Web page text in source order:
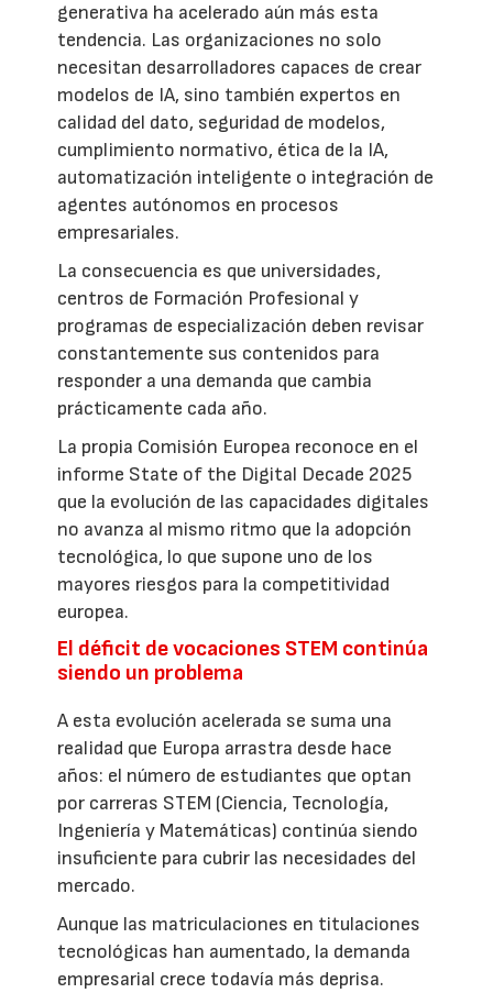
generativa ha acelerado aún más esta
tendencia. Las organizaciones no solo
necesitan desarrolladores capaces de crear
modelos de IA, sino también expertos en
calidad del dato, seguridad de modelos,
cumplimiento normativo, ética de la IA,
automatización inteligente o integración de
agentes autónomos en procesos
empresariales.
La consecuencia es que universidades,
centros de Formación Profesional y
programas de especialización deben revisar
constantemente sus contenidos para
responder a una demanda que cambia
prácticamente cada año.
La propia Comisión Europea reconoce en el
informe State of the Digital Decade 2025
que la evolución de las capacidades digitales
no avanza al mismo ritmo que la adopción
tecnológica, lo que supone uno de los
mayores riesgos para la competitividad
europea.
El déficit de vocaciones STEM continúa
siendo un problema
A esta evolución acelerada se suma una
realidad que Europa arrastra desde hace
años: el número de estudiantes que optan
por carreras STEM (Ciencia, Tecnología,
Ingeniería y Matemáticas) continúa siendo
insuficiente para cubrir las necesidades del
mercado.
Aunque las matriculaciones en titulaciones
tecnológicas han aumentado, la demanda
empresarial crece todavía más deprisa.